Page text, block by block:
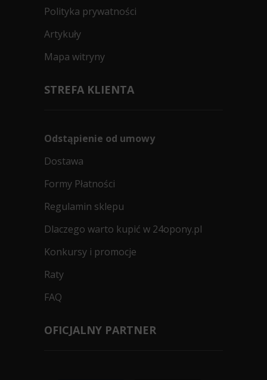
Polityka prywatności
Artykuły
Mapa witryny
STREFA KLIENTA
Odstąpienie od umowy
Dostawa
Formy Płatności
Regulamin sklepu
Dlaczego warto kupić w 24opony.pl
Konkursy i promocje
Raty
FAQ
OFICJALNY PARTNER